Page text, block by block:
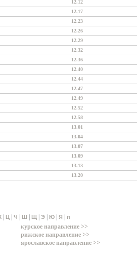
12.12
12.17
12.23
12.26
12.29
12.32
12.36
12.40
12.44
12.47
12.49
12.52
12.58
13.01
13.04
13.07
13.09
13.13
13.20
Ц Ч Ш Щ Э Ю Я п
курское направление >>
рижское направление >>
ярославское направление >>